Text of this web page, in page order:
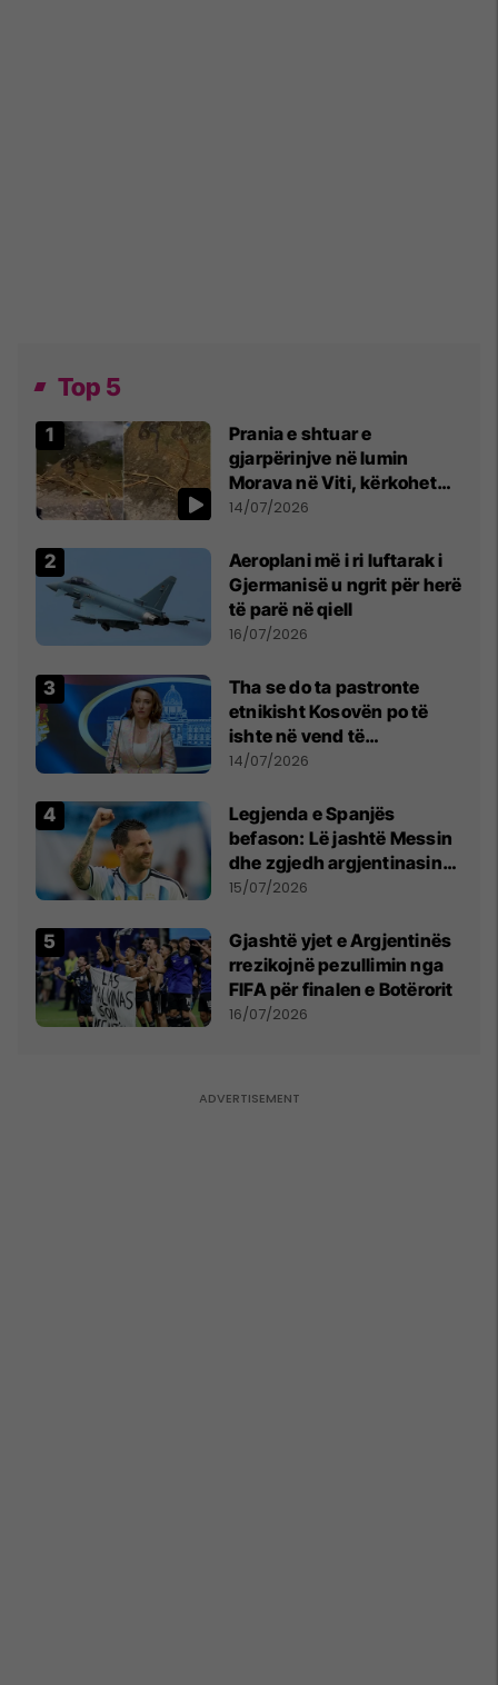
Top 5
Prania e shtuar e
gjarpërinjve në lumin
Morava në Viti, kërkohet
kujdes nga qytetarët
14/07/2026
Aeroplani më i ri luftarak i
Gjermanisë u ngrit për herë
të parë në qiell
16/07/2026
Tha se do ta pastronte
etnikisht Kosovën po të
ishte në vend të
Millosheviqit, Lëvizja e
kërkon shkarkimin e
menjëhershëm të
Snezhana Paunoviq
14/07/2026
Legjenda e Spanjës
befason: Lë jashtë Messin
dhe zgjedh argjentinasin
më të mirë në botë
15/07/2026
Gjashtë yjet e Argjentinës
rrezikojnë pezullimin nga
FIFA për finalen e Botërorit
16/07/2026